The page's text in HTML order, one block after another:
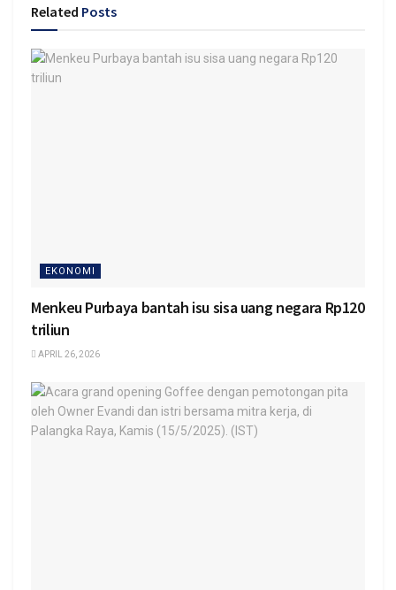
Related Posts
EKONOMI
Menkeu Purbaya bantah isu sisa uang negara Rp120
triliun
APRIL 26, 2026